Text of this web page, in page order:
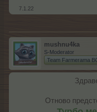
7.1.22
mushnu4ka
S-Moderator
Team Farmerama
Отново